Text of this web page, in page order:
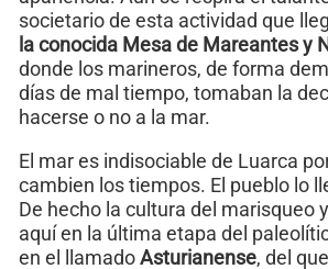
societario de esta actividad que
la conocida Mesa de Mareantes y
donde los marineros, de forma
días de mal tiempo, tomaban la
hacerse o no a la mar.
El mar es indisociable de Luarca
cambien los tiempos. El pueblo lo
De hecho la cultura del marisqueo
aquí en la última etapa del
en el llamadoAsturianense, del